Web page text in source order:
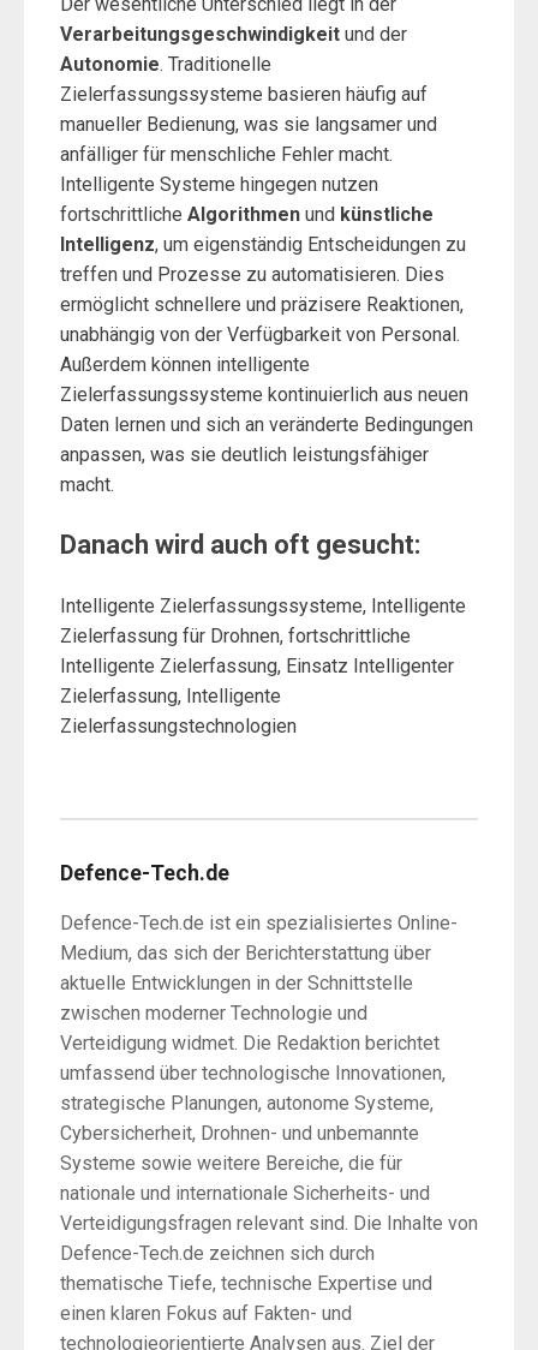
Verarbeitungsgeschwindigkeit und der
Autonomie. Traditionelle
Zielerfassungssysteme basieren häufig auf
manueller Bedienung, was sie langsamer und
anfälliger für menschliche Fehler macht.
Intelligente Systeme hingegen nutzen
fortschrittliche Algorithmen und künstliche
Intelligenz, um eigenständig Entscheidungen zu
treffen und Prozesse zu automatisieren. Dies
ermöglicht schnellere und präzisere Reaktionen,
unabhängig von der Verfügbarkeit von Personal.
Außerdem können intelligente
Zielerfassungssysteme kontinuierlich aus neuen
Daten lernen und sich an veränderte Bedingungen
anpassen, was sie deutlich leistungsfähiger
macht.
Danach wird auch oft gesucht:
Intelligente Zielerfassungssysteme, Intelligente
Zielerfassung für Drohnen, fortschrittliche
Intelligente Zielerfassung, Einsatz Intelligenter
Zielerfassung, Intelligente
Zielerfassungstechnologien
Defence-Tech.de
Defence-Tech.de ist ein spezialisiertes Online-
Medium, das sich der Berichterstattung über
aktuelle Entwicklungen in der Schnittstelle
zwischen moderner Technologie und
Verteidigung widmet. Die Redaktion berichtet
umfassend über technologische Innovationen,
strategische Planungen, autonome Systeme,
Cybersicherheit, Drohnen- und unbemannte
Systeme sowie weitere Bereiche, die für
nationale und internationale Sicherheits- und
Verteidigungsfragen relevant sind. Die Inhalte von
Defence-Tech.de zeichnen sich durch
thematische Tiefe, technische Expertise und
einen klaren Fokus auf Fakten- und
technologieorientierte Analysen aus. Ziel der